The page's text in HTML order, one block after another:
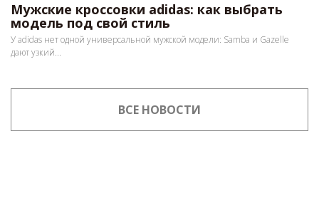
Мужские кроссовки adidas: как выбрать
модель под свой стиль
У adidas нет одной универсальной мужской модели: Samba и Gazelle
дают узкий...
ВСЕ НОВОСТИ